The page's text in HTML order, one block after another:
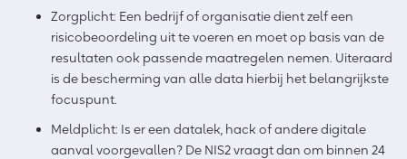
Zorgplicht: Een bedrijf of organisatie dient zelf een
risicobeoordeling uit te voeren en moet op basis van de
resultaten ook passende maatregelen nemen. Uiteraard
is de bescherming van alle data hierbij het belangrijkste
focuspunt.
Meldplicht: Is er een datalek, hack of andere digitale
aanval voorgevallen? De NIS2 vraagt dan om binnen 24